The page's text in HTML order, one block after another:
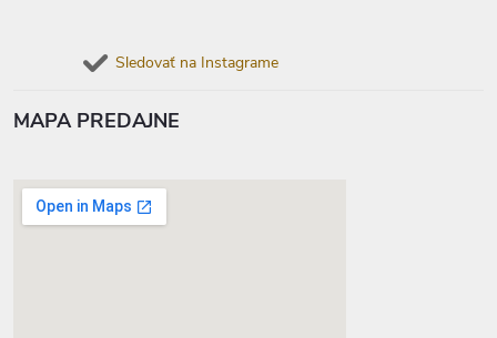
Sledovať na Instagrame
MAPA PREDAJNE